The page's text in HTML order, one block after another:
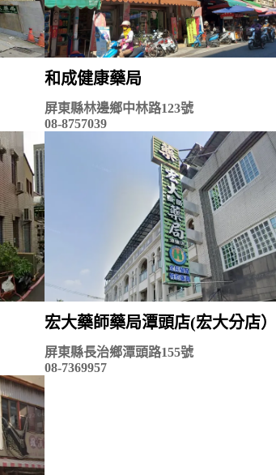
和成健康藥局
屏東縣林邊鄉中林路123號
08-8757039
宏大藥師藥局潭頭店(宏大分店）
屏東縣長治鄉潭頭路155號
08-7369957